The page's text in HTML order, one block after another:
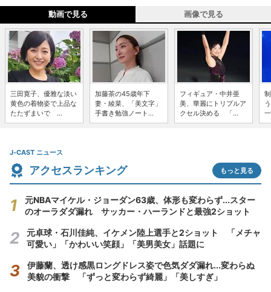
動画で見る 画像で見る
三田寛子、優雅な淡い
黄色の着物姿で上品な
たたずまいで ...
加藤茶の45歳年下
妻・綾菜、「美文字」
手書き勉強ノート...
フィギュア・中井亜
美、華麗にトリプルア
クセル決める 「...
J-CAST ニュース
アクセスランキング もっと見る
元NBAマイケル・ジョーダン63歳、体形も変わらず...スター
のオーラダダ漏れ サッカー・ハーランドと最強2ショット
元卓球・石川佳純、イケメン陸上選手と2ショット 「メチャ
可愛い」「かわいい笑顔」「美男美女」話題に
伊藤蘭、透け感黒ロングドレス姿で色気ダダ漏れ...変わらぬ
美貌の衝撃 「ずっと変わらず綺麗」「美しすぎ」